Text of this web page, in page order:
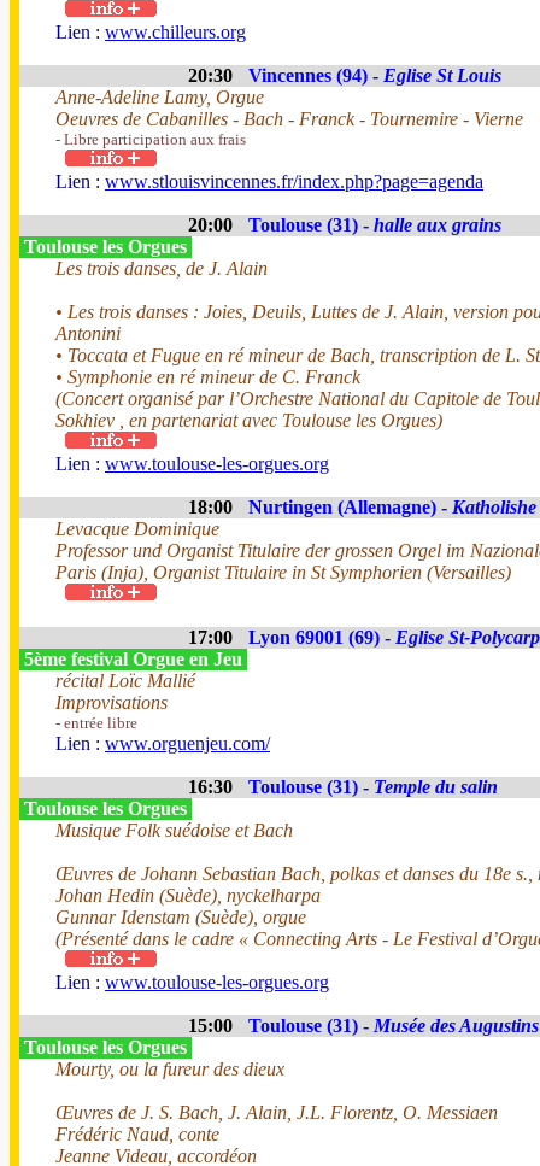
Lien : www.chilleurs.org
20:30 Vincennes (94) - Eglise St Louis
Anne-Adeline Lamy, Orgue
Oeuvres de Cabanilles - Bach - Franck - Tournemire - Vierne
- Libre participation aux frais
Lien : www.stlouisvincennes.fr/index.php?page=agenda
20:00 Toulouse (31) - halle aux grains
Toulouse les Orgues
Les trois danses, de J. Alain
• Les trois danses : Joies, Deuils, Luttes de J. Alain, version
Antonini
• Toccata et Fugue en ré mineur de Bach, transcription de L.
• Symphonie en ré mineur de C. Franck
(Concert organisé par l’Orchestre National du Capitole de
Sokhiev , en partenariat avec Toulouse les Orgues)
Lien : www.toulouse-les-orgues.org
18:00 Nurtingen (Allemagne) -
Levacque Dominique
Professor und Organist Titulaire der grossen Orgel im
Paris (Inja), Organist Titulaire in St Symphorien (Versailles)
17:00 Lyon 69001 (69) - Eglise St-
5ème festival Orgue en Jeu
récital Loïc Mallié
Improvisations
- entrée libre
Lien : www.orguenjeu.com/
16:30 Toulouse (31) - Temple du salin
Toulouse les Orgues
Musique Folk suédoise et Bach
Œuvres de Johann Sebastian Bach, polkas et danses du 18e
Johan Hedin (Suède), nyckelharpa
Gunnar Idenstam (Suède), orgue
(Présenté dans le cadre « Connecting Arts - Le Festival
Lien : www.toulouse-les-orgues.org
15:00 Toulouse (31) - Musée des Augustins
Toulouse les Orgues
Mourty, ou la fureur des dieux
Œuvres de J. S. Bach, J. Alain, J.L. Florentz, O. Messiaen
Frédéric Naud, conte
Jeanne Videau, accordéon